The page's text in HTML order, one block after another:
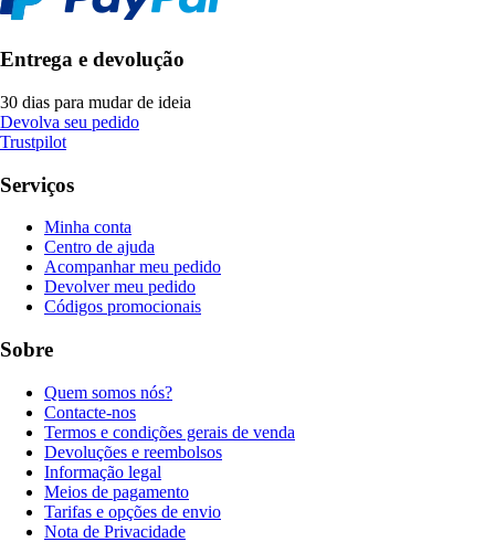
Entrega e devolução
30 dias para mudar de ideia
Devolva seu pedido
Trustpilot
Serviços
Minha conta
Centro de ajuda
Acompanhar meu pedido
Devolver meu pedido
Códigos promocionais
Sobre
Quem somos nós?
Contacte-nos
Termos e condições gerais de venda
Devoluções e reembolsos
Informação legal
Meios de pagamento
Tarifas e opções de envio
Nota de Privacidade